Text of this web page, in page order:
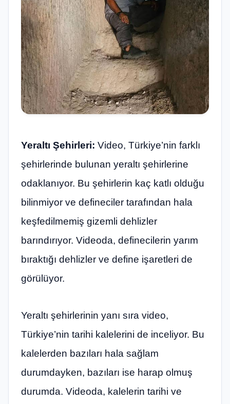
Yeraltı Şehirleri: Video, Türkiye’nin farklı
şehirlerinde bulunan yeraltı şehirlerine
odaklanıyor. Bu şehirlerin kaç katlı olduğu
bilinmiyor ve defineciler tarafından hala
keşfedilmemiş gizemli dehlizler
barındırıyor. Videoda, definecilerin yarım
bıraktığı dehlizler ve define işaretleri de
görülüyor.
Yeraltı şehirlerinin yanı sıra video,
Türkiye’nin tarihi kalelerini de inceliyor. Bu
kalelerden bazıları hala sağlam
durumdayken, bazıları ise harap olmuş
durumda. Videoda, kalelerin tarihi ve